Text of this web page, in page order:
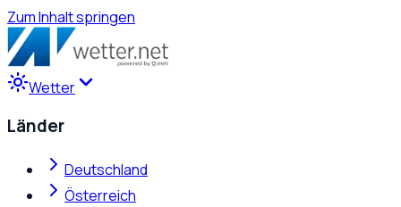
Zum Inhalt springen
Wetter
Länder
Deutschland
Österreich